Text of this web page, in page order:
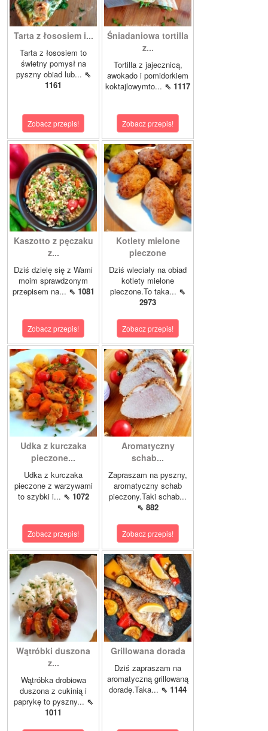
Tarta z łososiem i...
Tarta z łososiem to
świetny pomysł na
pyszny obiad lub... ⇖
1161
Zobacz przepis!
Śniadaniowa tortilla
z...
Tortilla z jajecznicą,
awokado i pomidorkiem
koktajlowymto... ⇖ 1117
Zobacz przepis!
Kaszotto z pęczaku
z...
Dziś dzielę się z Wami
moim sprawdzonym
przepisem na... ⇖ 1081
Zobacz przepis!
Kotlety mielone
pieczone
Dziś wleciały na obiad
kotlety mielone
pieczone.To taka... ⇖
2973
Zobacz przepis!
Udka z kurczaka
pieczone...
Udka z kurczaka
pieczone z warzywami
to szybki i... ⇖ 1072
Zobacz przepis!
Aromatyczny
schab...
Zapraszam na pyszny,
aromatyczny schab
pieczony.Taki schab...
⇖ 882
Zobacz przepis!
Wątróbki duszona
z...
Wątróbka drobiowa
duszona z cukinią i
paprykę to pyszny... ⇖
1011
Grillowana dorada
Dziś zapraszam na
aromatyczną grillowaną
doradę.Taka... ⇖ 1144